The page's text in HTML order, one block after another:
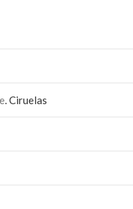
. Ciruelas